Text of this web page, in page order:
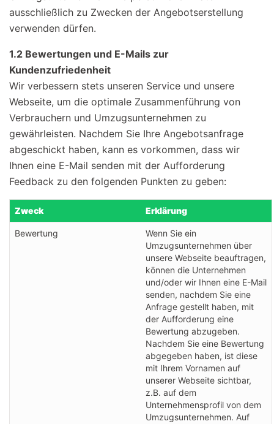
ausschließlich zu Zwecken der Angebotserstellung
verwenden dürfen.
1.2 Bewertungen und E-Mails zur
Kundenzufriedenheit
Wir verbessern stets unseren Service und unsere
Webseite, um die optimale Zusammenführung von
Verbrauchern und Umzugsunternehmen zu
gewährleisten. Nachdem Sie Ihre Angebotsanfrage
abgeschickt haben, kann es vorkommen, dass wir
Ihnen eine E-Mail senden mit der Aufforderung
Feedback zu den folgenden Punkten zu geben:
Zweck Erklärung
Bewertung
Wenn Sie ein
Umzugsunternehmen über
unsere Webseite beauftragen,
können die Unternehmen
und/oder wir Ihnen eine E-Mail
senden, nachdem Sie eine
Anfrage gestellt haben, mit
der Aufforderung eine
Bewertung abzugeben.
Nachdem Sie eine Bewertung
abgegeben haben, ist diese
mit Ihrem Vornamen auf
unserer Webseite sichtbar,
z.B. auf dem
Unternehmensprofil von dem
Umzugsunternehmen. Auf